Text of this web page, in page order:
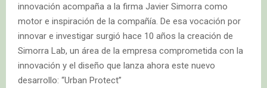
innovación acompaña a la firma Javier Simorra como
motor e inspiración de la compañía. De esa vocación por
innovar e investigar surgió hace 10 años la creación de
Simorra Lab, un área de la empresa comprometida con la
innovación y el diseño que lanza ahora este nuevo
desarrollo: “Urban Protect”